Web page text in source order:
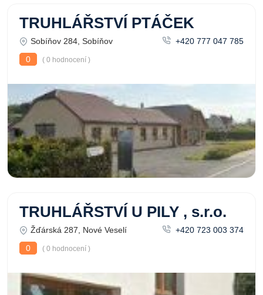
TRUHLÁŘSTVÍ PTÁČEK
Sobíňov 284, Sobíňov
+420 777 047 785
0
( 0 hodnocení )
TRUHLÁŘSTVÍ U PILY , s.r.o.
Žďárská 287, Nové Veselí
+420 723 003 374
0
( 0 hodnocení )